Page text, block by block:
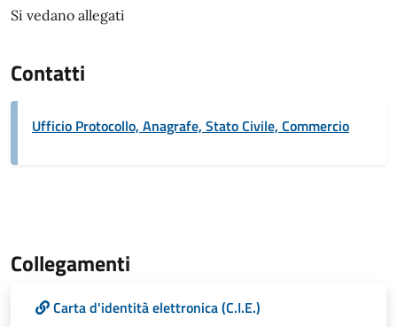
Si vedano allegati
Contatti
Ufficio Protocollo, Anagrafe, Stato Civile, Commercio
Collegamenti
Carta d'identità elettronica (C.I.E.)